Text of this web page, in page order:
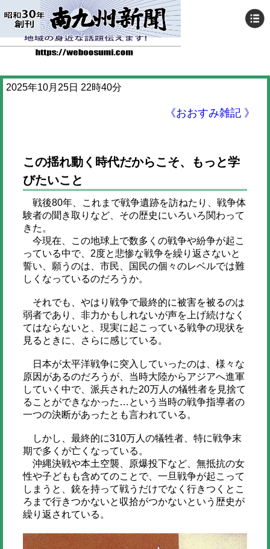
2025年10月25日 22時40分
《おおすみ雑記 》
この揺れ動く時代だからこそ、もっと学
びたいこと
戦後80年、これまで戦争遺跡を訪ねたり、戦争体
験者の聞き取りなど、その歴史にいろいろ関わって
きた。
今現在、この地球上で数多くの戦争や紛争が起こ
っている中で、2度と悲惨な戦争を繰り返さないと
誓い、願うのは、市民、国民の個々のレベルでは難
しくなっているのだろうか。
それでも、やはり戦争で最終的に被害を被るのは
弱者であり、非力かもしれないが声を上げ続けなく
てはならないと、現実に起こっている戦争の現状を
見るときに、さらに感じている。
日本が太平洋戦争に突入していったのは、様々な
原因があるのだろうが、当時大陸からアジアへ進軍
していく中で、派兵された20万人の犠牲者を見捨て
ることができなかった…という当時の戦争指導者の
一つの決断があったとも言われている。
しかし、最終的に310万人の犠牲者、特に戦争末
期で多くが亡くなっている。
沖縄決戦や本土空襲、原爆投下など、無抵抗の女
性や子どもも含めてのことで、一旦戦争が起こって
しまうと、銃を持って戦うだけでなく行きつくとこ
ろまで行きつかないと収拾がつかないという歴史が
繰り返されている。